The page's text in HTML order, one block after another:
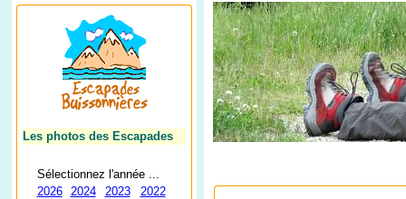
Les photos des Escapades
Sélectionnez l'année ...
2026
2024 2023
2022